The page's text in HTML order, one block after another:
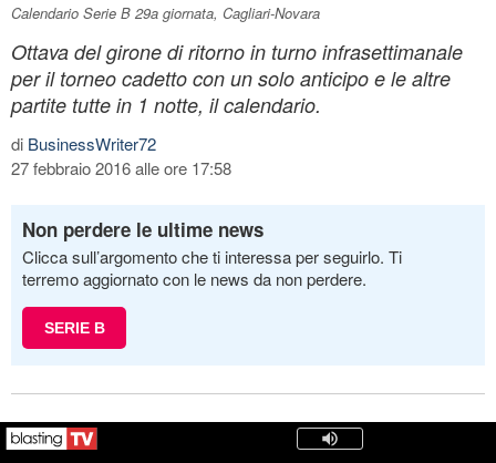
Calendario Serie B 29a giornata, Cagliari-Novara
Ottava del girone di ritorno in turno infrasettimanale
per il torneo cadetto con un solo anticipo e le altre
partite tutte in 1 notte, il calendario.
di BusinessWriter72
27 febbraio 2016 alle ore 17:58
Non perdere le ultime news
Clicca sull’argomento che ti interessa per seguirlo. Ti
terremo aggiornato con le news da non perdere.
SERIE B